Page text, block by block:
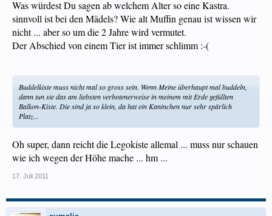
Was würdest Du sagen ab welchem Alter so eine Kastra.
sinnvoll ist bei den Mädels? Wie alt Muffin genau ist wissen wir
nicht ... aber so um die 2 Jahre wird vermutet.
Der Abschied von einem Tier ist immer schlimm :-(
Buddelkiste muss nicht mal so gross sein. Wenn Meine überhaupt mal buddeln,
dann tun sie das am liebsten verbotenerweise in meinem mit Erde gefüllten
Balkon-Kiste. Die sind ja so klein, da hat ein Kaninchen nur sehr spärlich
Platz...
Oh super, dann reicht die Legokiste allemal ... muss nur schauen
wie ich wegen der Höhe mache ... hm ...
17. Juli 2011